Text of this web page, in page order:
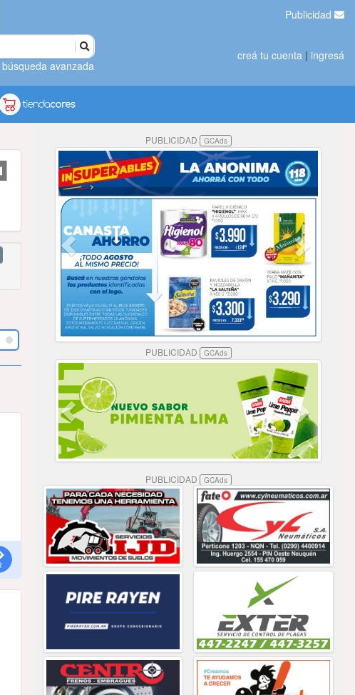
búsqueda avanzada
Publicidad
creá tu cuenta | ingresá
PUBLICIDAD GCAds
PUBLICIDAD GCAds
PUBLICIDAD GCAds